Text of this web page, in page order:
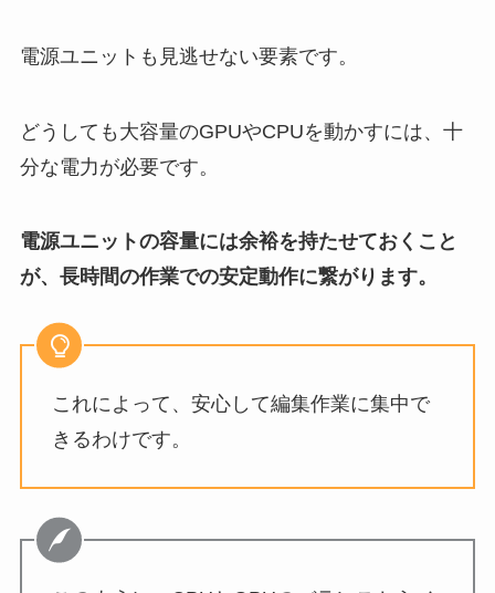
電源ユニットも見逃せない要素です。
どうしても大容量のGPUやCPUを動かすには、十
分な電力が必要です。
電源ユニットの容量には余裕を持たせておくこと
が、長時間の作業での安定動作に繋がります。
これによって、安心して編集作業に集中で
きるわけです。